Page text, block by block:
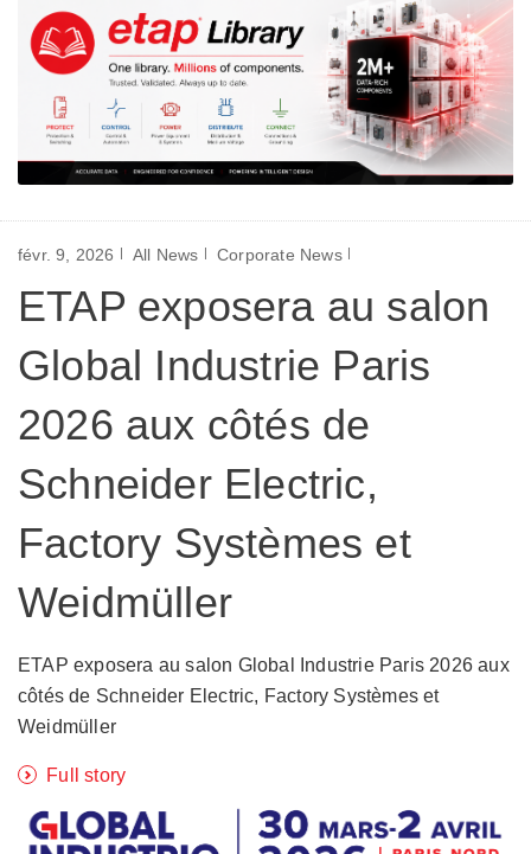
févr. 9, 2026 All News Corporate News
ETAP exposera au salon
Global Industrie Paris
2026 aux côtés de
Schneider Electric,
Factory Systèmes et
Weidmüller
ETAP exposera au salon Global Industrie Paris 2026 aux
côtés de Schneider Electric, Factory Systèmes et
Weidmüller
Full story